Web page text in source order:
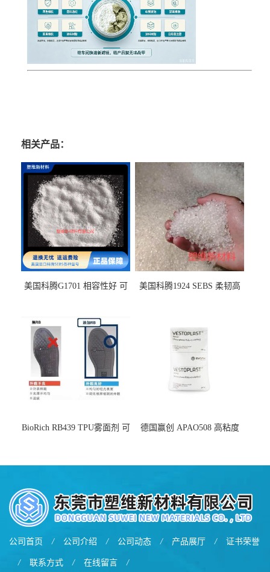
相关产品：
美国科腾G1701 相容性好 可
美国科腾1924 SEBS 柔韧高
BioRich RB439 TPU雾面剂 可
德国赢创 APAO508 高粘度
公司首页 / 公司介绍 / 公司动态 / 产品展厅 / 证书荣誉
/ 联系方式 / 在线留言 /